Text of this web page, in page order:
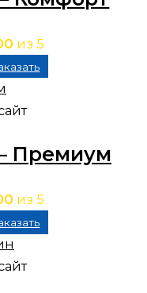
из 5
Премиум
из 5